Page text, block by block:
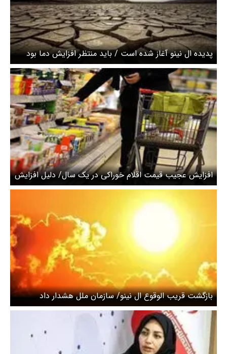
پدیده ال نینو آغاز شده است / باید منتظر افزایش دما بود
افزایش عجیب قیمت اقلام خوراکی در یک سال/ دلیل افزایش
شدید قیمت‌ها چیست؟ + نمودار
بازگشت قریب الوقوع ال نینو/ سازمان ملل هشدار داد